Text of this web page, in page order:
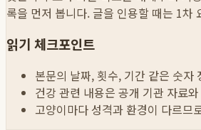
록을 먼저 봅니다. 글을 인용할 때는 1차
읽기 체크포인트
본문의 날짜, 횟수, 기간 같은 숫자
건강 관련 내용은 공개 기관 자료
고양이마다 성격과 환경이 다르므